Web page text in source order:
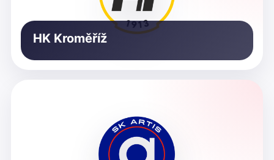
HK Kroměříž